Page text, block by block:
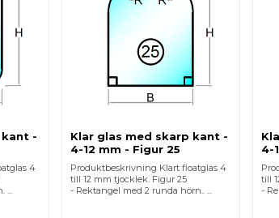
kant -
4
Klar glas med skarp kant -
4-12 mm - Figur 25
Produktbeskrivning Klart floatglas 4
till 12 mm tjocklek. Figur 25
- Rektangel med 2 runda hörn.. ...
4-
till
-